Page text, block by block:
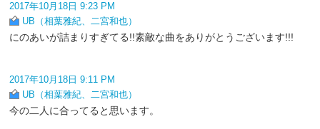
2017年10月18日 9:23 PM
UB（相葉雅紀、二宮和也）
にのあいが詰まりすぎてる!!素敵な曲をありがとうございます!!!
2017年10月18日 9:11 PM
UB（相葉雅紀、二宮和也）
今の二人に合ってると思います。